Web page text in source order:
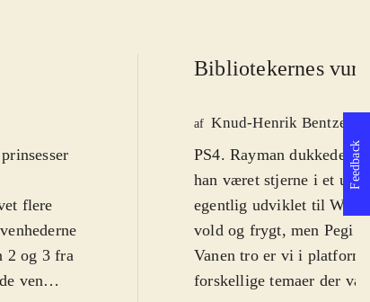
flere
2 og 3 fra
ven
Bibliotekernes
af Knud-Henrik Bentzen
PS4. Rayman dukkede
han været stjerne i et
egentlig udviklet til WiiU
vold og frygt, men Pegi
Vanen tro er vi i
forskellige temaer der
Feedback